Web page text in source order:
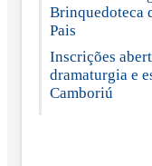
Brinquedoteca
Pais
Inscrições
dramaturgia e
Camboriú